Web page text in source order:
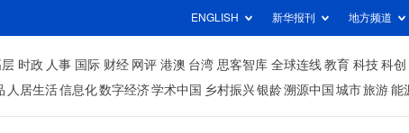
ENGLISH 新华报刊 地方频道
层 时政 人事 国际 财经 网评 港澳 台湾 思客智库 全球连线 教育 科技 科创
人居生活信息化数字经济学术中国 乡村振兴银龄溯源中国 城市旅游 能